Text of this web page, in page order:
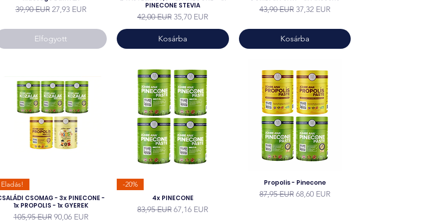
Szokásos ár
39,90 EUR Akciós ár
27,93 EUR
Elfogyott
PINECONE STEVIA
Szokásos ár
42,00 EUR Akciós ár
35,70 EUR
Kosárba
Szokásos ár
43,90 EUR Akciós ár
37,32 EUR
Kosárba
Eladás!
CSOMAG - 3x PINECONE -
1x PROPOLIS - 1x GYEREK
Szokásos ár
105,95 EUR Akciós ár
90,06 EUR
-20%
4x PINECONE
Szokásos ár
83,95 EURAkciós ár
67,16 EUR
Propolis - Pinecone
Szokásos ár
87,95 EUR Akciós ár
68,60 EUR